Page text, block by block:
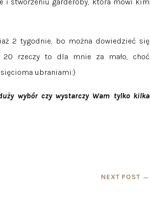
i stworzeniu garderoby, która mówi kim
2 tygodnie, bo można dowiedzieć się
20 rzeczy to dla mnie za mało, choć
ubraniami:)
wybór czy wystarczy Wam tylko kilka
NEXT POST→